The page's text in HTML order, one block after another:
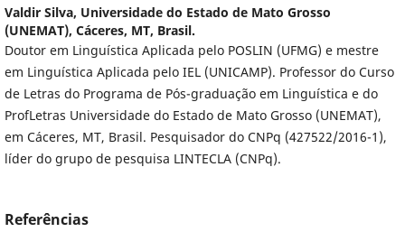
Valdir Silva, Universidade do Estado de Mato Grosso
(UNEMAT), Cáceres, MT, Brasil.
Doutor em Linguística Aplicada pelo POSLIN (UFMG) e mestre
em Linguística Aplicada pelo IEL (UNICAMP). Professor do Curso
de Letras do Programa de Pós-graduação em Linguística e do
ProfLetras Universidade do Estado de Mato Grosso (UNEMAT),
em Cáceres, MT, Brasil. Pesquisador do CNPq (427522/2016-1),
líder do grupo de pesquisa LINTECLA (CNPq).
Referências